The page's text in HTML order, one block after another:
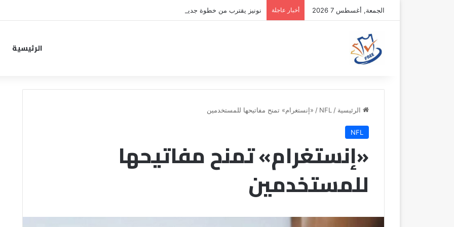
الجمعة, أغسطس 7 2026 أخبار عاجلة نونيز يقترب من خطوة جديدة بموافقة الهلال
الرئيسية
الرئيسية /
NFL
/ «إنستغرام» تمنح مفاتيحها للمستخدمين
NFL
«إنستغرام» تمنح مفاتيحها
للمستخدمين